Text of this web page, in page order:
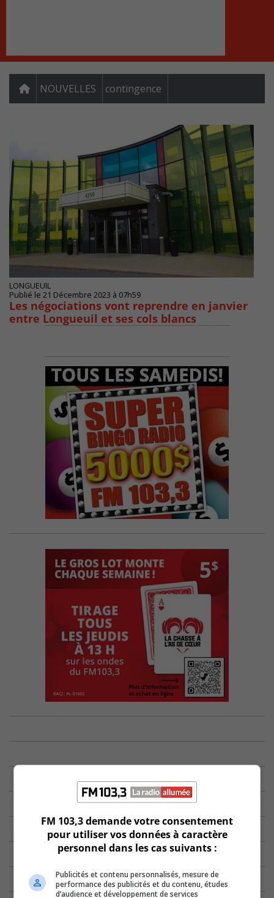
NOUVELLES contingence
LONGUEUIL
Publié le 21 Décembre 2023 à 07h59
Les négociations vont reprendre en janvier
entre Longueuil et ses cols blancs
FM 103,3 demande votre consentement
pour utiliser vos données à caractère
personnel dans les cas suivants :
Publicités et contenu personnalisés, mesure de
performance des publicités et du contenu, études
d’audience et développement de services